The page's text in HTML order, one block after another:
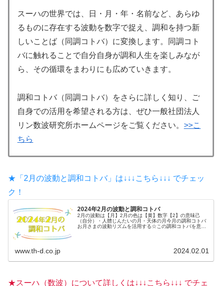
スーハの世界では、日・月・年・名前など、あらゆ
るものに存在する波動を数字で捉え、調和を持つ新
しいことば（同調コトバ）に変換します。同調コト
バに触れることで自分自身が調和人生を楽しみなが
ら、その循環をまわりにも広めていきます。
調和コトバ（同調コトバ）をさらに詳しく知り、ご
自身での活用を希望される方は、ぜひ一般社団法人
リン数波研究所ホームページをご覧ください。 >>こ
ちら
★「2月の波動と調和コトバ」は↓↓↓こちら↓↓↓ でチェッ
ク！
2024年2月の波動と調和コトバ
2月の波動は【月】2月の色は【黄】数字【2】の意味己
（自分）・人體じんたいの月・天体の月今月の調和コトバ
お月さまの波動リズムを活用する☆この調和コトバを意識
www.th-d.co.jp 2024.02.01
★スーハ（数波）について詳しくは↓↓↓こちら↓↓↓ でチェ